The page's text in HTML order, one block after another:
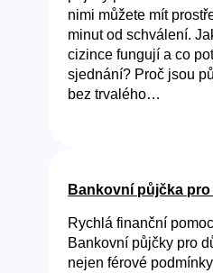
nimi můžete mít
minut od schválení.
cizince fungují a co
sjednání? Proč jsou
bez trvalého…
Bankovní půjčka
Rychlá finanční
Bankovní půjčky pro
nejen férové